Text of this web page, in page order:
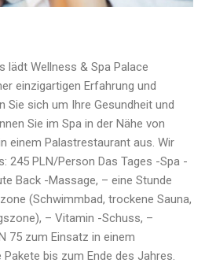
lädt Wellness & Spa Palace
einzigartigen Erfahrung und
Sie sich um Ihre Gesundheit und
Sie im Spa in der Nähe von
einem Palastrestaurant aus. Wir
245 PLN/Person Das Tages -Spa -
Back -Massage, – eine Stunde
(Schwimmbad, trockene Sauna,
– Vitamin -Schuss, –
75 zum Einsatz in einem
bis zum Ende des Jahres.